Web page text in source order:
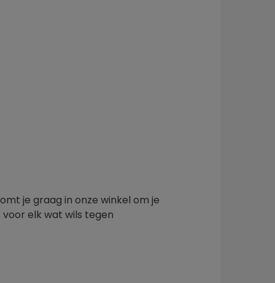
je graag in onze winkel om je
elk wat wils tegen